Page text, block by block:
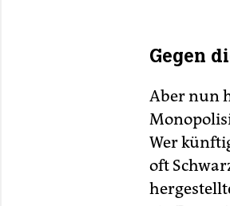
Gegen
Aber nun
Wer
oft